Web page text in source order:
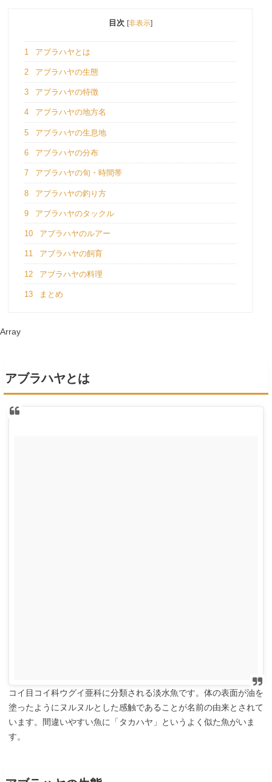
目次 [非表示]
1 アブラハヤとは
2 アブラハヤの生態
3 アブラハヤの特徴
4 アブラハヤの地方名
5 アブラハヤの生息地
6 アブラハヤの分布
7 アブラハヤの旬・時間帯
8 アブラハヤの釣り方
9 アブラハヤのタックル
10 アブラハヤのルアー
11 アブラハヤの飼育
12 アブラハヤの料理
13 まとめ
Array
アブラハヤとは
コイ目コイ科ウグイ亜科に分類される淡水魚です。体の表面が油を
塗ったようにヌルヌルとした感触であることが名前の由来とされて
います。間違いやすい魚に「タカハヤ」というよく似た魚がいま
す。